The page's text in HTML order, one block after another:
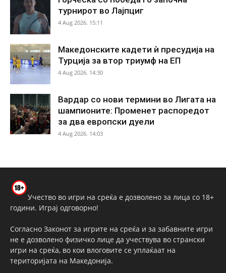
турнирот во Лајпциг
4 Aug 2026. 15:11
Македонските кадети ѝ пресудија на
Турција за втор триумф на ЕП
4 Aug 2026. 14:30
Вардар со нови термини во Лигата на
шампионите: Променет распоредот
за два европски дуели
4 Aug 2026. 14:03
Учество во игри на среќа е дозволено за лица со 18+
години. Играј одговорно!
Согласно Законот за игрите на среќа и за забавните игри
не е дозволено физичко лице да учествува во странски
игри на среќа, во кои влоговите се уплаќаат на
територијата на Македонија.